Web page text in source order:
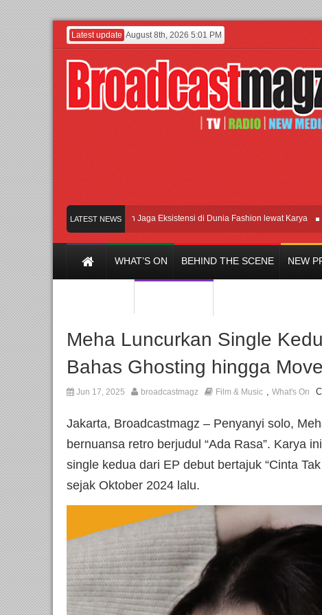
Latest update August 8th, 2026 5:01 PM
LATEST NEWS
Lenny Ivylen: 26 Tahun Jaga Eksistensi di Dunia Fashion lewat Karya UI dan
WHAT’S ON BEHIND THE SCENE NEW
Meha Luncurkan Single
Bahas Ghosting hingga
Jun 17, 2025 broadcastmagz Film & Music , What's On
Jakarta, Broadcastmagz – Penyanyi solo,
bernuansa retro berjudul “Ada Rasa”. Karya
single kedua dari EP debut bertajuk “Cinta
sejak Oktober 2024 lalu.